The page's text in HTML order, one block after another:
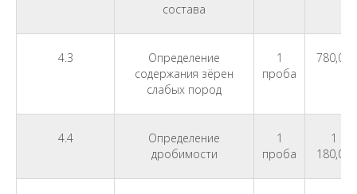
состава
4.3
Определение
содержания зёрен
слабых пород
1
проба
780,00
4.4
Определение
дробимости
1
проба
1
180,00